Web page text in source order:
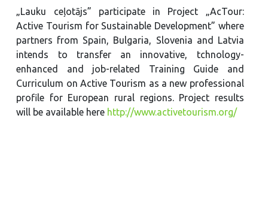
„Lauku ceļotājs” participate in Project „AcTour:
Active Tourism for Sustainable Development” where
partners from Spain, Bulgaria, Slovenia and Latvia
intends to transfer an innovative, tchnology-
enhanced and job-related Training Guide and
Curriculum on Active Tourism as a new professional
profile for European rural regions. Project results
will be available here http://www.activetourism.org/